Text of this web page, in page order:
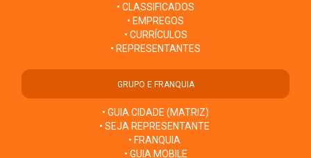
• CLASSIFICADOS
• EMPREGOS
• CURRÍCULOS
• REPRESENTANTES
GRUPO E FRANQUIA
• GUIA CIDADE (MATRIZ)
• SEJA REPRESENTANTE
• FRANQUIA
• GUIA MOBILE